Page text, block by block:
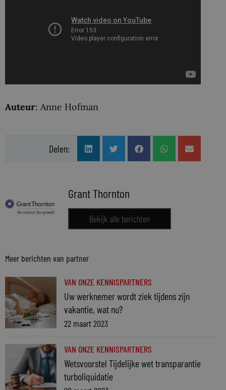
Auteur: Anne Hofman
Delen:
Grant Thornton
Bekijk alle berichten
Meer berichten van partner
VAN ONZE KENNISPARTNERS
Uw werknemer wordt ziek tijdens zijn
vakantie, wat nu?
22 maart 2023
VAN ONZE KENNISPARTNERS
Wetsvoorstel Tijdelijke wet transparantie
turboliquidatie